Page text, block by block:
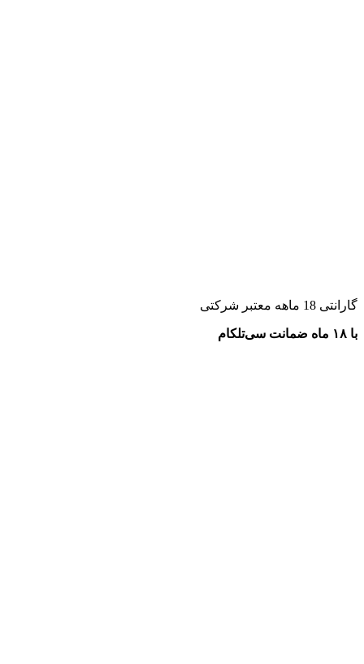
گارانتی 18 ماهه معتبر شرکتی
با ۱۸ ماه ضمانت سی‌تلکام